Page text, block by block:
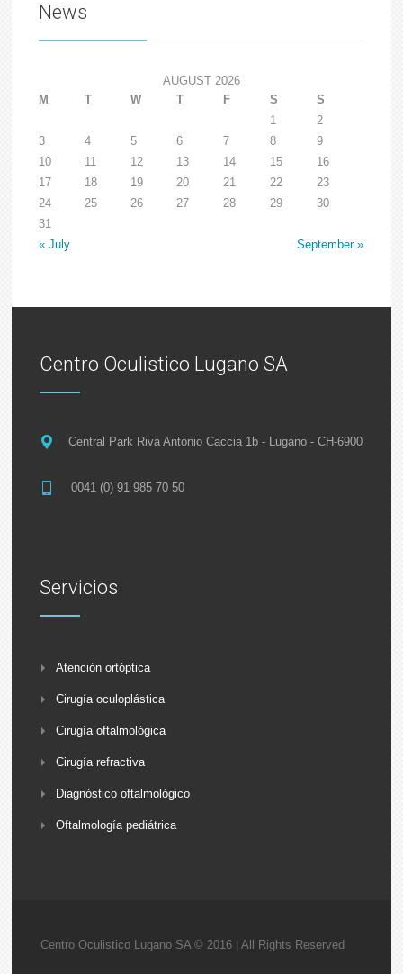
News
AUGUST 2026
M
T W T F S
S
1
2
3
4 5 6 7 8
9
10
11 12 13 14 15
16
17
18 19 20 21 22
23
24
25 26 27 28 29
30
31
« July
September »
Centro Oculistico Lugano SA
Central Park Riva Antonio Caccia 1b - Lugano - CH-6900
0041 (0) 91 985 70 50
Servicios
Atención ortóptica
Cirugía oculoplástica
Cirugía oftalmológica
Cirugía refractiva
Diagnóstico oftalmológico
Oftalmología pediátrica
Centro Oculistico Lugano SA © 2016 | All Rights Reserved